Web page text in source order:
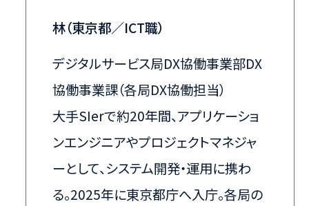
林（東京都／ICT職）
デジタルサービス局DX協働事業部DX
協働事業課（各局DX協働担当）
大手SIerで約20年間、アプリケーショ
ンエンジニアやプロジェクトマネジャ
ーとして、システム開発・運用に携わ
る。2025年に東京都庁へ入庁。各局の